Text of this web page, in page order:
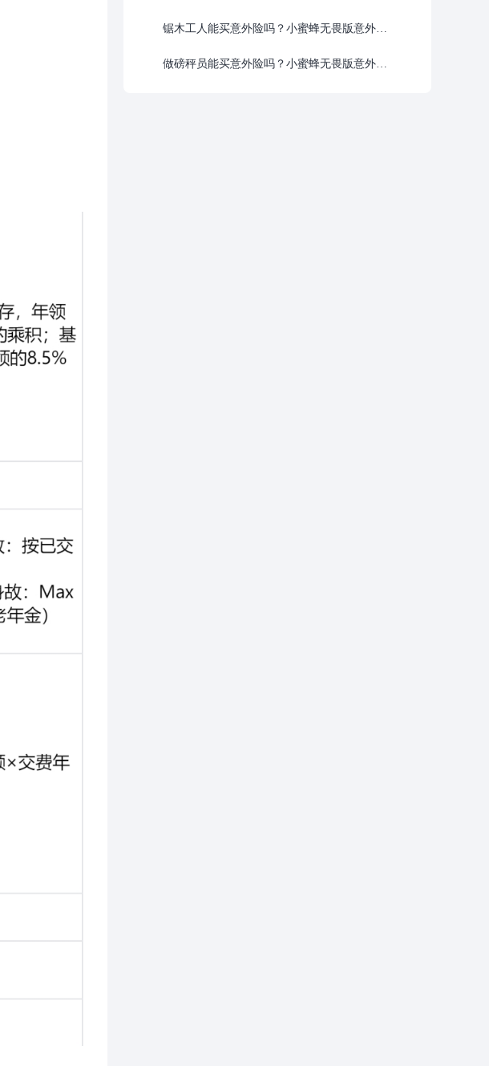
锯木工人能买意外险吗？小蜜蜂无畏版意外险1-6类都能买，慧择网投保入口
做磅秤员能买意外险吗？小蜜蜂无畏版意外险1-6类全覆盖，慧择网投保入口